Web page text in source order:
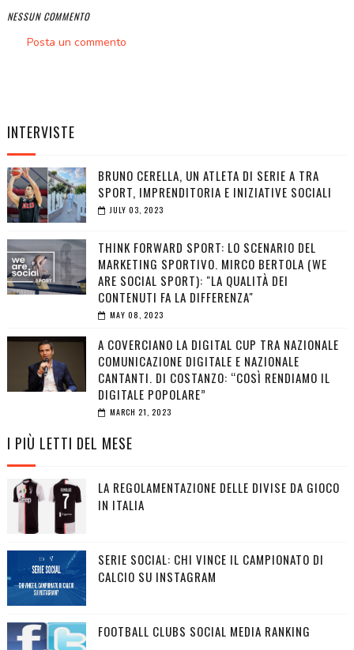
NESSUN COMMENTO
Posta un commento
INTERVISTE
BRUNO CERELLA, UN ATLETA DI SERIE A TRA
SPORT, IMPRENDITORIA E INIZIATIVE SOCIALI
JULY 03, 2023
THINK FORWARD SPORT: LO SCENARIO DEL
MARKETING SPORTIVO. MIRCO BERTOLA (WE
ARE SOCIAL SPORT): "LA QUALITÀ DEI
CONTENUTI FA LA DIFFERENZA"
MAY 08, 2023
A COVERCIANO LA DIGITAL CUP TRA NAZIONALE
COMUNICAZIONE DIGITALE E NAZIONALE
CANTANTI. DI COSTANZO: “COSÌ RENDIAMO IL
DIGITALE POPOLARE”
MARCH 21, 2023
I PIÙ LETTI DEL MESE
LA REGOLAMENTAZIONE DELLE DIVISE DA GIOCO
IN ITALIA
SERIE SOCIAL: CHI VINCE IL CAMPIONATO DI
CALCIO SU INSTAGRAM
FOOTBALL CLUBS SOCIAL MEDIA RANKING